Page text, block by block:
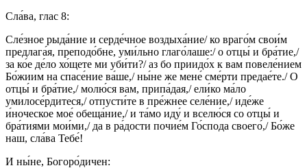
Сла́ва, глас 8:
Сле́зное рыда́ние и серде́чное воздыха́ние/ ко враго́м свои́м
предлага́я, преподо́бне, уми́льно глаго́лаше:/ о отцы́ и бра́тие,/
за ко́е де́ло хо́щете ми уби́ти?/ аз бо приидо́х к вам повеле́нием
Бо́жиим на спасе́ние ва́ше,/ ны́не же мене́ сме́рти предае́те./ О
отцы́ и бра́тие,/ молю́ся вам, припа́дая,/ ели́ко ма́ло
умилосе́рдитеся,/ отпусти́те в пре́жнее селе́ние,/ иде́же
и́ноческое мое́ обеща́ние,/ и та́мо иду́ и вселю́ся со отцы́ и
бра́тиями мои́ми,/ да в ра́дости почие́м Го́спода своего́,/ Бо́же
наш, сла́ва Тебе́!
И ны́не, Богоро́дичен: